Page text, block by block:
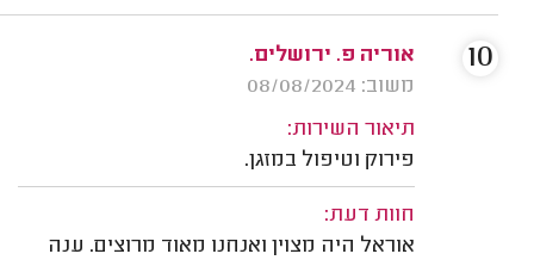
אוריה פ. ירושלים.
משוב: 08/08/2024
תיאור השירות:
פירוק וטיפול במזגן.
חוות דעת:
אוראל היה מצוין ואנחנו מאוד מרוצים. ענה
10